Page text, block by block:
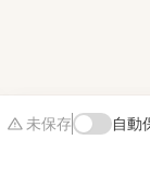
未保存 自動